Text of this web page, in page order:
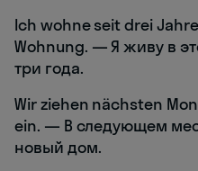
Ich wohne seit drei
Wohnung. — Я живу в
три года.
Wir ziehen nächsten
ein. — В следующем
новый дом.